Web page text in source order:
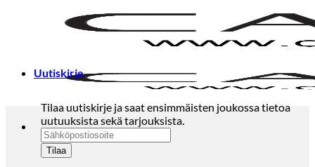
Uutiskirje
Tilaa uutiskirje ja saat ensimmäisten joukossa tietoa
uutuuksista sekä tarjouksista.